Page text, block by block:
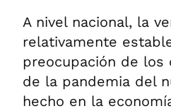
A nivel nacional, la
relativamente
preocupación de
de la pandemia del
hecho en la